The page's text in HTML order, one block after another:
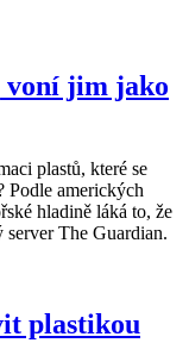
voní jim jako
plastů, které se
Podle amerických
hladině láká to, že
The Guardian.
plastikou